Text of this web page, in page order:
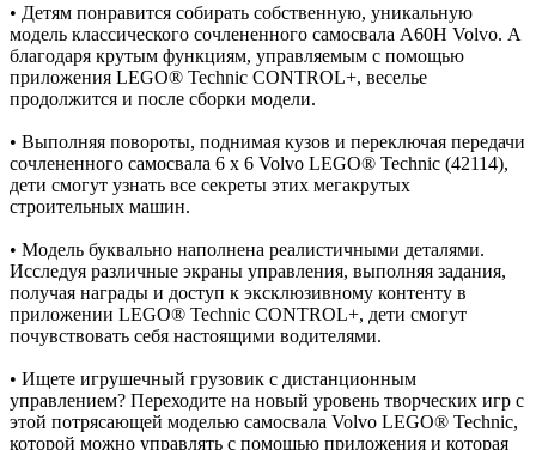
• Детям понравится собирать собственную, уникальную
модель классического сочлененного самосвала A60H Volvo. А
благодаря крутым функциям, управляемым с помощью
приложения LEGO® Technic CONTROL+, веселье
продолжится и после сборки модели.
• Выполняя повороты, поднимая кузов и переключая передачи
сочлененного самосвала 6 х 6 Volvo LEGO® Technic (42114),
дети смогут узнать все секреты этих мегакрутых
строительных машин.
• Модель буквально наполнена реалистичными деталями.
Исследуя различные экраны управления, выполняя задания,
получая награды и доступ к эксклюзивному контенту в
приложении LEGO® Technic CONTROL+, дети смогут
почувствовать себя настоящими водителями.
• Ищете игрушечный грузовик с дистанционным
управлением? Переходите на новый уровень творческих игр с
этой потрясающей моделью самосвала Volvo LEGO® Technic,
которой можно управлять с помощью приложения и которая